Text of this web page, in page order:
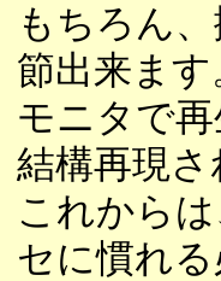
もちろん
節出来ま
モニタで
結構再現さ
これから
セに慣れ